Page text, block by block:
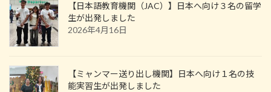
【日本語教育機関（JAC）】日本へ向け３名の留学
生が出発しました
2026年4月16日
【ミャンマー送り出し機関】日本へ向け１名の技
能実習生が出発しました